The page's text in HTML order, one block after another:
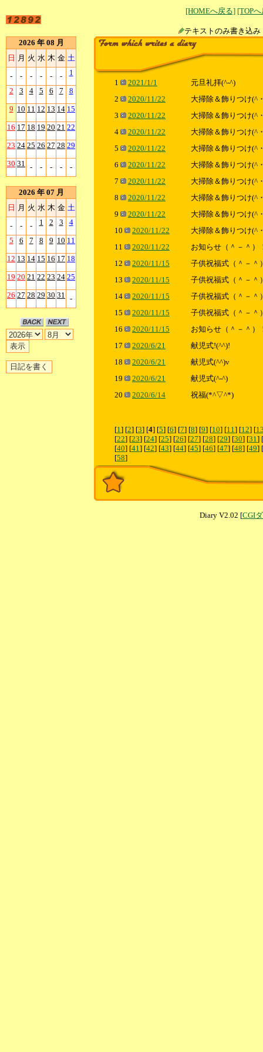
[HOMEへ戻る] [TOP
テキストのみ書
2026 年 08 月
日 月 火 水 木 金 土
- - - - - - 1
2 3 4 5 6 7 8
9 10 11 12 13 14 15
16 17 18 19 20 21 22
23 24 25 26 27 28 29
30 31 - - - - -
2026 年 07 月
日 月 火 水 木 金 土
- - - 1 2 3 4
5 6 7 8 9 10 11
12 13 14 15 16 17 18
19 20 21 22 23 24 25
26 27 28 29 30 31 -
1 2021/1/1
元旦礼拝(^-^)
2
2020/11/22
大掃除＆飾りつけ(^
3
2020/11/22
大掃除＆飾りつけ(^
4
2020/11/22
大掃除＆飾りつけ(^
5
2020/11/22
大掃除＆飾りつけ(^
6
2020/11/22
大掃除＆飾りつけ(^
7
2020/11/22
大掃除＆飾りつけ(^
8
2020/11/22
大掃除＆飾りつけ(^
9
2020/11/22
大掃除＆飾りつけ(^
10
2020/11/22
大掃除＆飾りつけ(^
11
2020/11/22
お知らせ（＾－＾）
12
2020/11/15
子供祝福式（＾－＾
13
2020/11/15
子供祝福式（＾－＾
14
2020/11/15
子供祝福式（＾－＾
15
2020/11/15
子供祝福式（＾－＾
16
2020/11/15
お知らせ（＾－＾）
17
2020/6/21
献児式!(^^)!
18
2020/6/21
献児式(^^)v
19
2020/6/21
献児式(^-^)
20
2020/6/14 祝福(*^▽^*)
[1] [2] [3] [4] [5] [6] [7] [8] [9] [10] [11] [12] [
[22] [23] [24] [25] [26] [27] [28] [29] [30] [31] [
[40] [41] [42] [43] [44] [45] [46] [47] [48] [49] [
[58]
Diary V2.02 [CGI